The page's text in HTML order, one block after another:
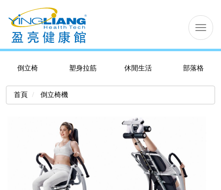
切
换
导
倒立椅
塑身拉筋 休閒生活 部落格
首頁 倒立椅機